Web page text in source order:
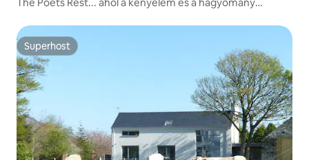
Superhost
Superhost